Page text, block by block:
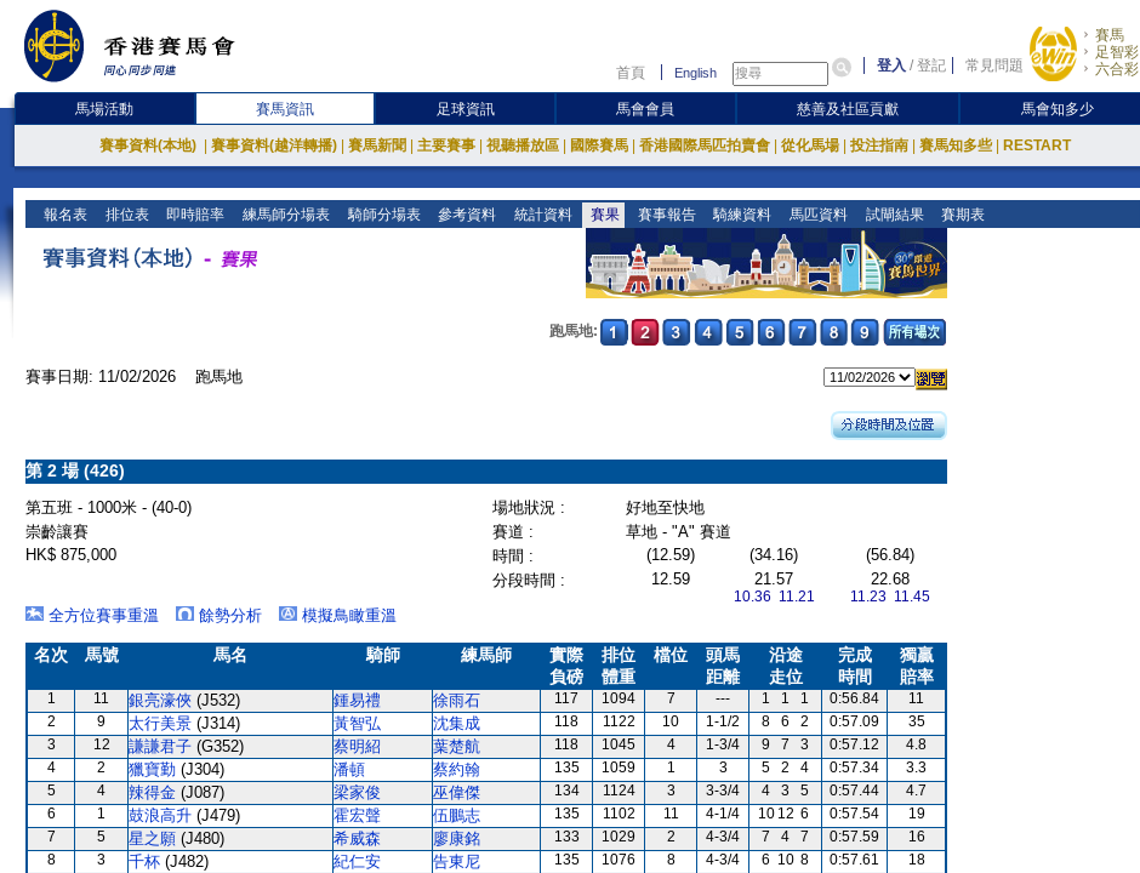
首頁 English 登入 /登記 常見問題
賽馬
足智彩
六合彩
馬場活動 賽馬資訊 足球資訊 馬會會員 慈善及社區貢獻 馬會知多少
賽事資料(本地) 賽事資料(越洋轉播) 賽馬新聞 主要賽事 視聽播放區 國際賽馬 香港國際馬匹拍賣會 從化馬場 投注指南 賽馬知多些 RESTART
報名表 排位表 即時賠率 練馬師分場表 騎師分場表 參考資料 統計資料 賽果 賽事報告 騎練資料 馬匹資料 試閘結果 賽期表
跑馬地:
賽事日期: 11/02/2026 跑馬地
第 2 場 (426)
第五班 - 1000米 - (40-0) 場地狀況 :
好地至快地
崇齡讓賽
賽道 :
草地 - "A" 賽道
HK$ 875,000
時間 : (12.59) (34.16)
(56.84)
分段時間 :
12.59 21.57
10.36 11.21
22.68
11.23 11.45
全方位賽事重溫 餘勢分析 模擬鳥瞰重溫
名次 馬號 馬名 騎師 練馬師
實際
負磅
排位
體重
檔位
頭馬
距離
沿途
走位
完成
時間
獨贏
賠率
1 11 銀亮濠俠 (J532) 鍾易禮 徐雨石 117 1094 7 --- 1 1 1 0:56.84
11
2
9 太行美景 (J314) 黃智弘 沈集成 118 1122 10 1-1/2 8 6 2 0:57.09
35
3
12 謙謙君子 (G352) 蔡明紹 葉楚航 118 1045 4 1-3/4 9 7 3 0:57.12
4.8
4
2 獵寶勤 (J304) 潘頓 蔡約翰 135 1059 1 3 5 2 4 0:57.34
3.3
5
4 辣得金 (J087) 梁家俊 巫偉傑 134 1124 3 3-3/4 4 3 5 0:57.44
4.7
6
1 鼓浪高升 (J479) 霍宏聲 伍鵬志 135 1102 11 4-1/4 10 12 6 0:57.54
19
7
5 星之願 (J480) 希威森 廖康銘 133 1029 2 4-3/4 7 4 7 0:57.59
16
8
3 千杯 (J482) 紀仁安 告東尼 135 1076 8 4-3/4 6 10 8 0:57.61
18